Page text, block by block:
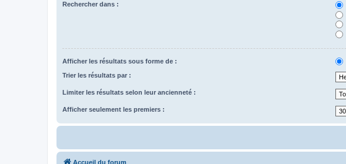
Rechercher dans :
Afficher les résultats sous forme de :
Trier les résultats par :
Limiter les résultats selon leur ancienneté :
Afficher seulement les premiers :
Accueil du forum